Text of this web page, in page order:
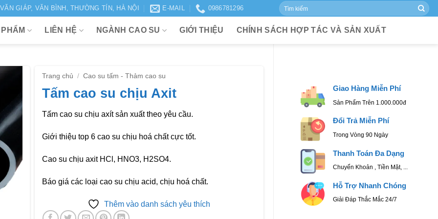
GIÁP, VĂN BÌNH, THƯỜNG TÍN, HÀ NỘI E-MAIL 0986781296
Tìm
kiếm:
LIÊN HỆ NGÀNH CAO SU GIỚI THIỆU CHÍNH SÁCH HỢP TÁC VÀ SẢN XUẤT
Giao Hàng Miễn Phí
Sản Phẩm Trên 1.000.000đ
Đổi Trả Miễn Phí
Trong Vòng 90 Ngày
Thanh Toán Đa Dạng
Chuyển Khoản , Tiền Mặt, ...
Hỗ Trợ Nhanh Chóng
Giải Đáp Thắc Mắc 24/7
danh
yêu
Trang chủ / Cao su tấm - Thảm cao su
Tấm cao su chịu Axit
Tấm cao su chịu axít sản xuất theo yêu cầu.
Giới thiệu top 6 cao su chịu hoá chất cực tốt.
Cao su chịu axit HCl, HNO3, H2SO4.
Báo giá các loại cao su chịu acid, chịu hoá chất.
Thêm vào danh sách yêu thích